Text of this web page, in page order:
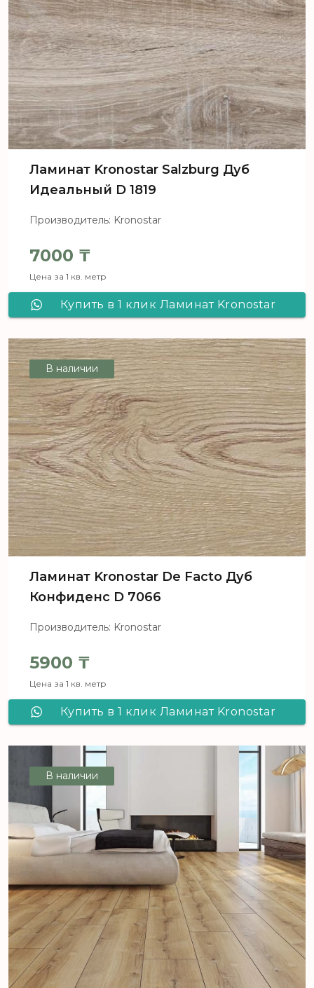
Ламинат Kronostar Salzburg Дуб
Идеальный D 1819
Производитель: Kronostar
7000 ₸
Цена за 1 кв. метр
Купить в 1 клик Ламинат Kronostar
В наличии
Ламинат Kronostar De Facto Дуб
Конфиденс D 7066
Производитель: Kronostar
5900 ₸
Цена за 1 кв. метр
Купить в 1 клик Ламинат Kronostar
В наличии